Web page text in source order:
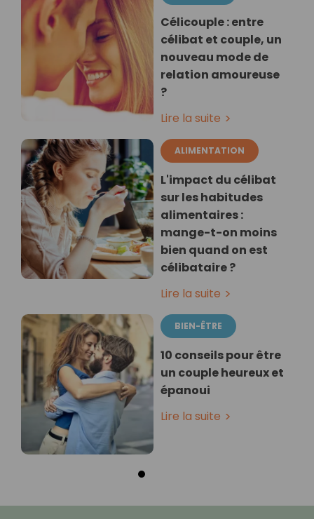
Célicouple : entre
célibat et couple, un
nouveau mode de
relation amoureuse
?
Lire la suite
ALIMENTATION
L'impact du célibat
sur les habitudes
alimentaires :
mange-t-on moins
bien quand on est
célibataire ?
Lire la suite
BIEN-ÊTRE
10 conseils pour être
un couple heureux et
épanoui
Lire la suite